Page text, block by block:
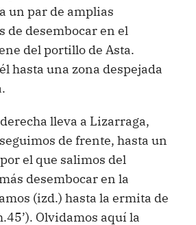
un par de amplias
de desembocar en el
del portillo de Asta.
hasta una zona despejada
lleva a Lizarraga,
de frente, hasta un
el que salimos del
desembocar en la
(izd.) hasta la ermita de
Olvidamos aquí la